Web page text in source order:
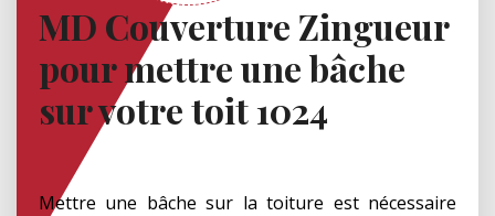
MD Couverture Zingueur
pour mettre une bâche
sur votre toit 1024
Mettre une bâche sur la toiture est nécessaire